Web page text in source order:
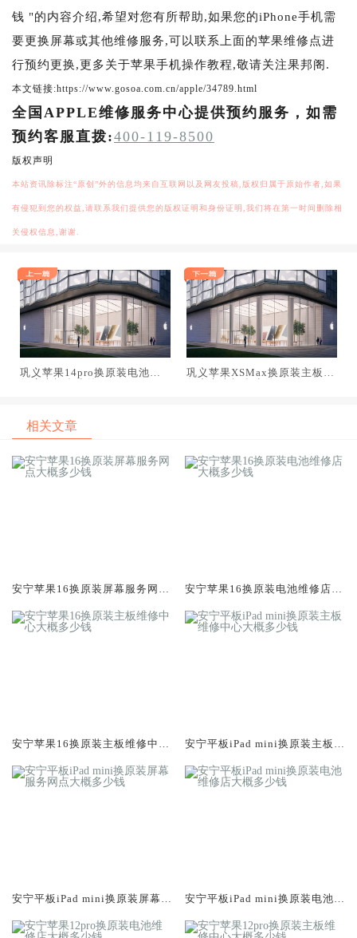
钱 "的内容介绍,希望对您有所帮助,如果您的iPhone手机需
要更换屏幕或其他维修服务,可以联系上面的苹果维修点进
行预约更换,更多关于苹果手机操作教程,敬请关注果邦阁.
本文链接:https://www.gosoa.com.cn/apple/34789.html
全国APPLE维修服务中心提供预约服务，如需
预约客服直拨:400-119-8500
版权声明
本站资讯除标注“原创”外的信息均来自互联网以及网友投稿,版权归属于原始作者,如果
有侵犯到您的权益,请联系我们提供您的版权证明和身份证明,我们将在第一时间删除相
关侵权信息,谢谢.
巩义苹果14pro换原装电池维
巩义苹果XSMax换原装主板维
相关文章
安宁苹果16换原装屏幕服务网点
安宁苹果16换原装电池维修店大
安宁苹果16换原装主板维修中心
安宁平板iPad mini换原装主板维
安宁平板iPad mini换原装屏幕服
安宁平板iPad mini换原装电池维